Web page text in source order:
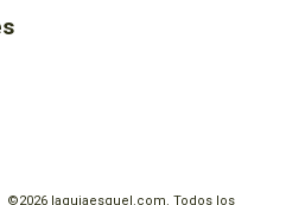
©2026 laguiaesquel.com. Todos los